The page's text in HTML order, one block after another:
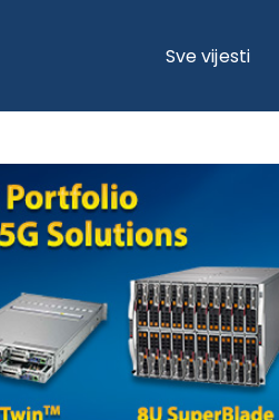
Sve vijesti
ACCESS NETWORK (RAN) RJEŠENJA